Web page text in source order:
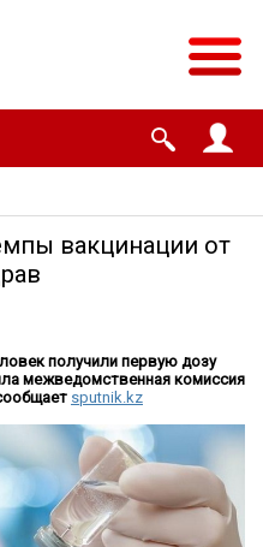
вакцинации от
получили первую дозу
межведомственная комиссия
sputnik.kz